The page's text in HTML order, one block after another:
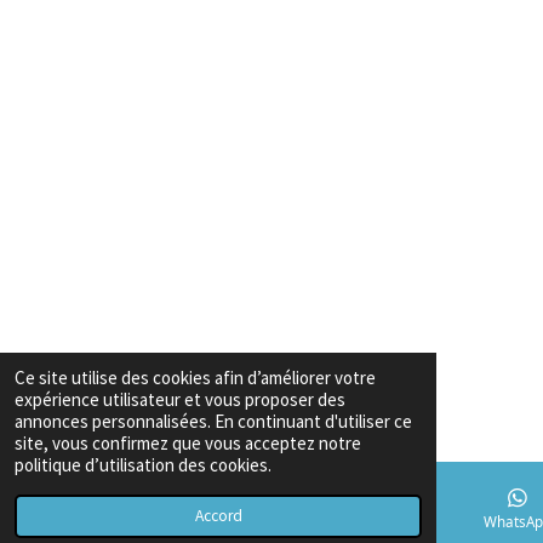
Ce site utilise des cookies afin d’améliorer votre
expérience utilisateur et vous proposer des
annonces personnalisées. En continuant d'utiliser ce
site, vous confirmez que vous acceptez notre
politique d’utilisation des cookies.
Accord
Téléphone